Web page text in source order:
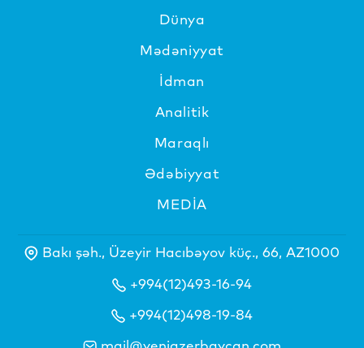
Dünya
Mədəniyyat
İdman
Analitik
Maraqlı
Ədəbiyyat
MEDİA
Bakı şəh., Üzeyir Hacıbəyov küç., 66, AZ1000
+994(12)493-16-94
+994(12)498-19-84